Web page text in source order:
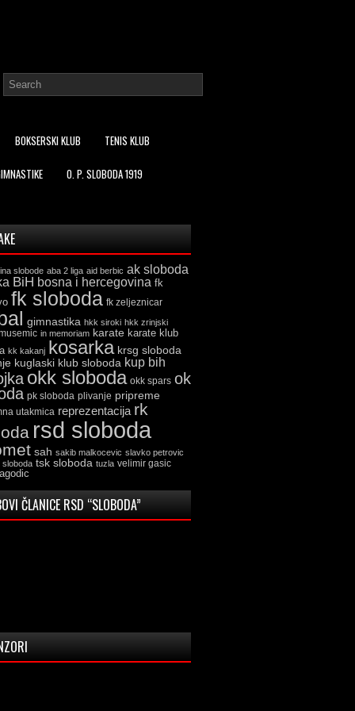
BOKSERSKI KLUB TENIS KLUB
O. P. SLOBODA 1919
slobode aba 2 liga aid berbic ak sloboda
BiH bosna i hercegovina fk
fk sloboda fk zeljeznicar
gimnastika hkk siroki hkk zrinjski
in memoriam karate karate klub
kk kakanj kosarka krsg sloboda
kuglaski klub sloboda kup bih
okk sloboda okk spars ok
pk sloboda plivanje pripreme
utakmica reprezentacija rk
rsd sloboda
sah sakib malkocevic slavko petrovic
sloboda tsk sloboda tuzla velimir gasic
ČLANICE RSD “SLOBODA”